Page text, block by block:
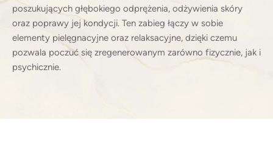
poszukujących głębokiego odprężenia, odżywienia skóry
oraz poprawy jej kondycji. Ten zabieg łączy w sobie
elementy pielęgnacyjne oraz relaksacyjne, dzięki czemu
pozwala poczuć się zregenerowanym zarówno fizycznie, jak i
psychicznie.